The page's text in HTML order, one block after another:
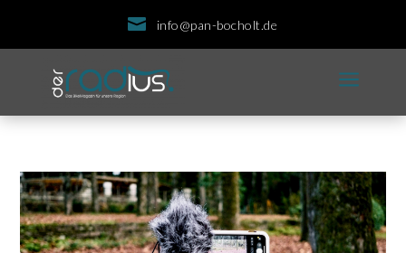
 info@pan-bocholt.de
a